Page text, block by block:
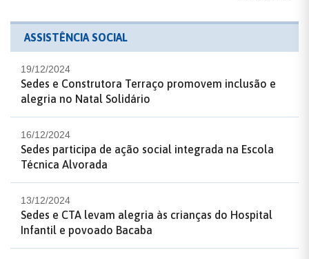
ASSISTÊNCIA SOCIAL
19/12/2024
Sedes e Construtora Terraço promovem inclusão e
alegria no Natal Solidário
16/12/2024
Sedes participa de ação social integrada na Escola
Técnica Alvorada
13/12/2024
Sedes e CTA levam alegria às crianças do Hospital
Infantil e povoado Bacaba